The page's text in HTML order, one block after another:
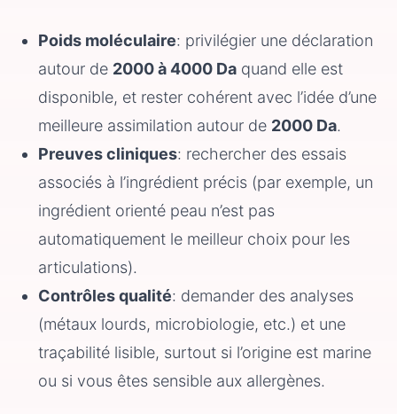
Poids moléculaire: privilégier une déclaration
autour de 2000 à 4000 Da quand elle est
disponible, et rester cohérent avec l’idée d’une
meilleure assimilation autour de 2000 Da.
Preuves cliniques: rechercher des essais
associés à l’ingrédient précis (par exemple, un
ingrédient orienté peau n’est pas
automatiquement le meilleur choix pour les
articulations).
Contrôles qualité: demander des analyses
(métaux lourds, microbiologie, etc.) et une
traçabilité lisible, surtout si l’origine est marine
ou si vous êtes sensible aux allergènes.